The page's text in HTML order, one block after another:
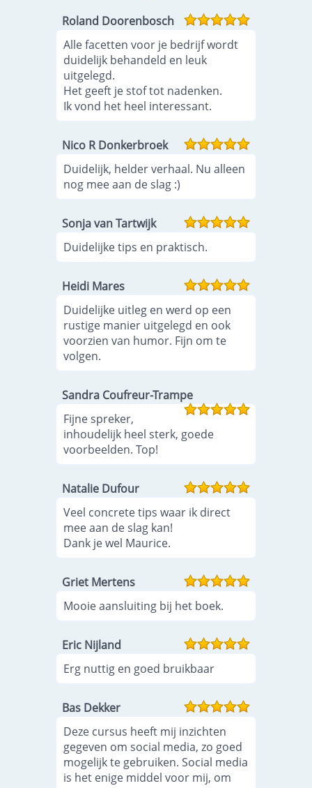
Roland Doorenbosch
Alle facetten voor je bedrijf wordt
duidelijk behandeld en leuk
uitgelegd.
Het geeft je stof tot nadenken.
Ik vond het heel interessant.
Nico R Donkerbroek
Duidelijk, helder verhaal. Nu alleen
nog mee aan de slag :)
Sonja van Tartwijk
Duidelijke tips en praktisch.
Heidi Mares
Duidelijke uitleg en werd op een
rustige manier uitgelegd en ook
voorzien van humor. Fijn om te
volgen.
Sandra Coufreur-Trampe
Fijne spreker,
inhoudelijk heel sterk, goede
voorbeelden. Top!
Natalie Dufour
Veel concrete tips waar ik direct
mee aan de slag kan!
Dank je wel Maurice.
Griet Mertens
Mooie aansluiting bij het boek.
Eric Nijland
Erg nuttig en goed bruikbaar
Bas Dekker
Deze cursus heeft mij inzichten
gegeven om social media, zo goed
mogelijk te gebruiken. Social media
is het enige middel voor mij, om